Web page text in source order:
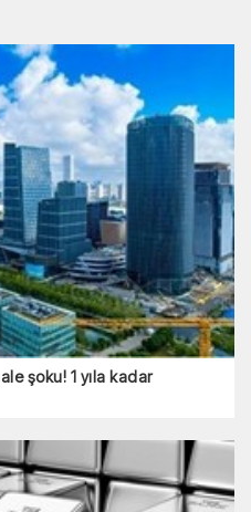
şoku! 1 yıla kadar